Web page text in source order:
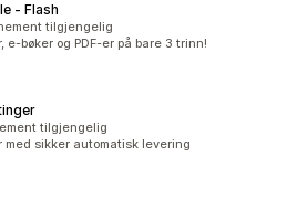
‑ Flash
tilgjengelig
bøker og PDF-er på bare 3 trinn!
tilgjengelig
sikker automatisk levering